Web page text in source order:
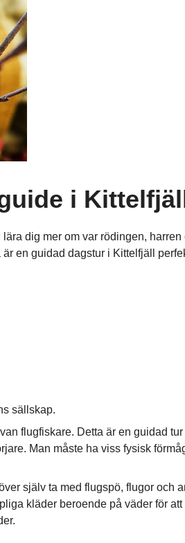
i
dig mer om var rödingen, harren
en guidad dagstur i Kittelfjäll
sällskap.
flugfiskare. Detta är en guidad
Man måste ha viss fysisk
själv ta med flugspö, flugor och
kläder beroende på väder för att